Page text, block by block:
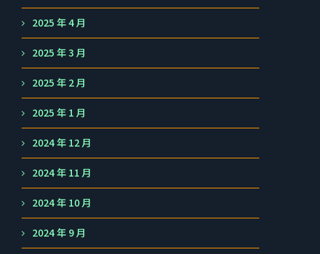
2025 年 4 月
2025 年 3 月
2025 年 2 月
2025 年 1 月
2024 年 12 月
2024 年 11 月
2024 年 10 月
2024 年 9 月